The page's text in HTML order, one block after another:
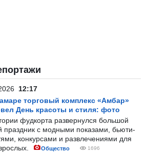
12:17
торговый комплекс «Амбар»
День красоты и стиля: фото
фудкорта развернулся большой
праздник с модными показами, бьюти-
конкурсами и развлечениями для
Общество 1696